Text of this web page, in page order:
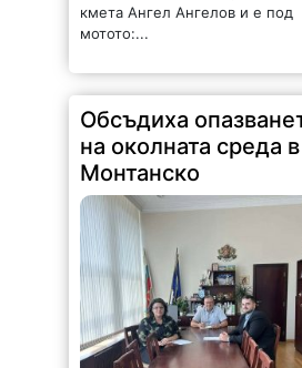
на околната среда в
Монтанско